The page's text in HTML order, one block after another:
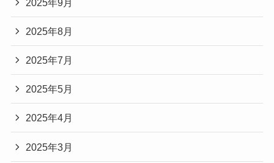
2025年8月
2025年7月
2025年5月
2025年4月
2025年3月